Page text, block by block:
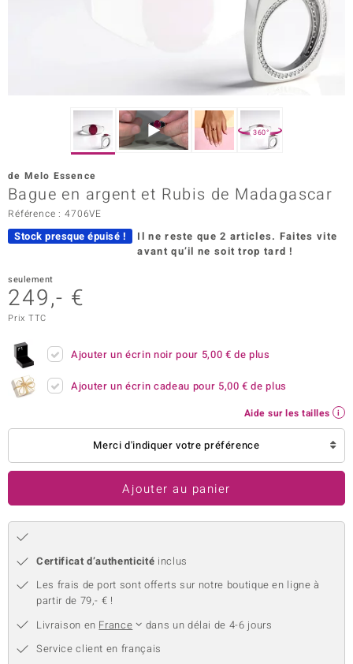
Collection
360°
de Melo Essence
Bague en argent et Rubis de Madagascar
Référence : 4706VE
Stock presque épuisé ! Il ne reste que 2 articles. Faites vite
avant qu’il ne soit trop tard !
seulement
249,- €
Prix TTC
Ajouter un écrin noir pour 5,00 € de plus
Ajouter un écrin cadeau pour 5,00 € de plus
Aide sur les tailles
Merci d'indiquer votre préférence
Ajouter au panier
Certificat d’authenticité inclus
Les frais de port sont offerts sur notre boutique en ligne à
partir de 79,- € !
Livraison en France
dans un délai de 4-6 jours
Service client en français